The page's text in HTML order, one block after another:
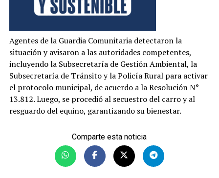
Agentes de la Guardia Comunitaria detectaron la
situación y avisaron a las autoridades competentes,
incluyendo la Subsecretaría de Gestión Ambiental, la
Subsecretaría de Tránsito y la Policía Rural para activar
el protocolo municipal, de acuerdo a la Resolución N°
13.812. Luego, se procedió al secuestro del carro y al
resguardo del equino, garantizando su bienestar.
Comparte esta noticia